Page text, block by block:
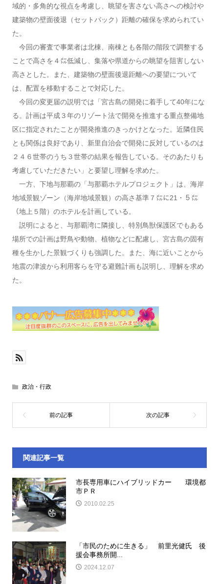
域的・多角的な視点を考慮し、眺望を害さない高さへの検討や
建築物の壁面後退（セットバック）距離の確保を求められてい
た。
今回の審査で事業者は北棟、南棟とも各階の階段で調整する
ことで高さを４㍍低減し、集落や県道からの眺望を阻害しない
高さとした。また、建築物の壁面後退距離への要望について
は、配置を移動することで対応した。
今回の変更届の説明では「宮古島の開発に着手して40年にな
る。計画は平成３年のリゾート法で開発を推進する重点整備地
区に指定されたことが開発推進のきっかけとなった。近隣住民
とも関係は良好であり、新里自治会で開発に反対しているのは
２４６世帯のうち３世帯の結果を報告している。そのあたりも
考慮していただきたい」と要望し理解を求めた。
一方、下地与那覇の「与那覇ホテルプロジェクト」は、海岸
地域景観ゾーン（海岸地域景観）の高さ基準７㍍に21・５㍍
（地上５階）のホテルを計画している。
説明によると、与那覇湾に隣接し、特別鳥獣保護区でもある
場所での計画は野鳥や動物、植物などに配慮し、宮古島の固有
種を生かした景観づくりも強調した。また、海に近いことから
地震の津波から利用客らを守る避難計画も説明し、理解を求め
た。
政治・行政
関連記事一覧
市長専用車にハイブリッドカー 環境都
市ＰＲ
2010.02.25
「市民のために生きる」 前里光健氏 後
援会事務所開...
2024.12.07